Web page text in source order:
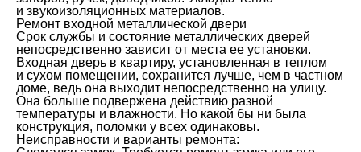
и звукоизоляционных материалов.
Ремонт входной металлической двери
Срок службы и состояние металлических дверей
непосредственно зависит от места ее установки.
Входная дверь в квартиру, установленная в теплом
и сухом помещении, сохранится лучше, чем в частном
доме, ведь она выходит непосредственно на улицу.
Она больше подвержена действию разной
температуры и влажности. Но какой бы ни была
конструкция, поломки у всех одинаковы.
Неисправности и варианты ремонта: